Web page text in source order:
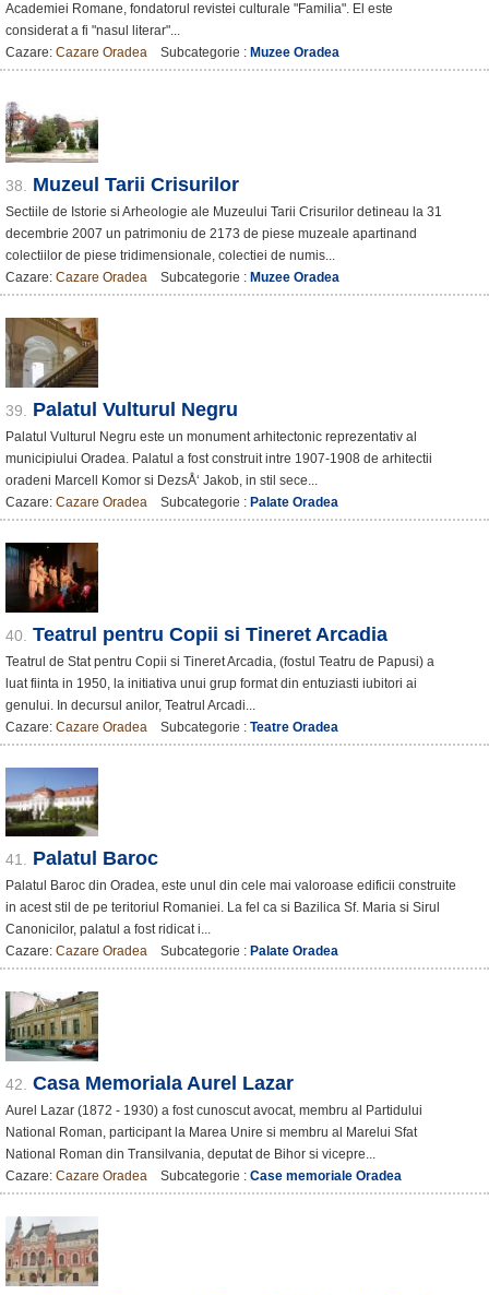
Academiei Romane, fondatorul revistei culturale "Familia". El este
considerat a fi "nasul literar"...
Cazare: Cazare Oradea Subcategorie : Muzee Oradea
38. Muzeul Tarii Crisurilor
Sectiile de Istorie si Arheologie ale Muzeului Tarii Crisurilor detineau la 31
decembrie 2007 un patrimoniu de 2173 de piese muzeale apartinand
colectiilor de piese tridimensionale, colectiei de numis...
Cazare: Cazare Oradea Subcategorie : Muzee Oradea
39. Palatul Vulturul Negru
Palatul Vulturul Negru este un monument arhitectonic reprezentativ al
municipiului Oradea. Palatul a fost construit intre 1907-1908 de arhitectii
oradeni Marcell Komor si DezsÅ‘ Jakob, in stil sece...
Cazare: Cazare Oradea Subcategorie : Palate Oradea
40. Teatrul pentru Copii si Tineret Arcadia
Teatrul de Stat pentru Copii si Tineret Arcadia, (fostul Teatru de Papusi) a
luat fiinta in 1950, la initiativa unui grup format din entuziasti iubitori ai
genului. In decursul anilor, Teatrul Arcadi...
Cazare: Cazare Oradea Subcategorie : Teatre Oradea
41. Palatul Baroc
Palatul Baroc din Oradea, este unul din cele mai valoroase edificii construite
in acest stil de pe teritoriul Romaniei. La fel ca si Bazilica Sf. Maria si Sirul
Canonicilor, palatul a fost ridicat i...
Cazare: Cazare Oradea Subcategorie : Palate Oradea
42. Casa Memoriala Aurel Lazar
Aurel Lazar (1872 - 1930) a fost cunoscut avocat, membru al Partidului
National Roman, participant la Marea Unire si membru al Marelui Sfat
National Roman din Transilvania, deputat de Bihor si vicepre...
Cazare: Cazare Oradea Subcategorie : Case memoriale Oradea